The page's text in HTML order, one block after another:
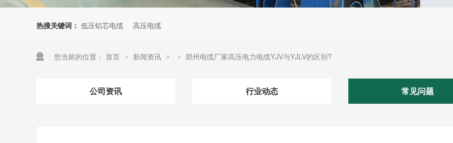
热搜关键词： 低压铝芯电缆 高压电缆
您当前的位置： 首页 > 新闻资讯 > > 郑州电缆厂家高压电力电缆YJV与YJLV的区别?
公司资讯 行业动态 常见问题